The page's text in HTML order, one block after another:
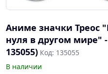
Аниме значки Треос
нуля в другом мире"
135055) Код: 135055
В наличии